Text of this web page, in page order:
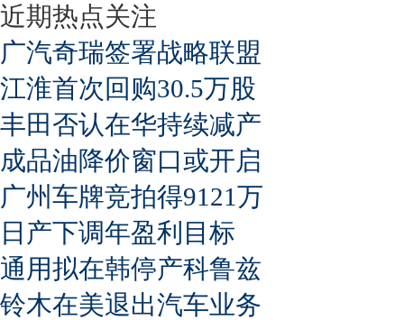
近期热点关注
广汽奇瑞签署战略联盟
江淮首次回购30.5万股
丰田否认在华持续减产
成品油降价窗口或开启
广州车牌竞拍得9121万
日产下调年盈利目标
通用拟在韩停产科鲁兹
铃木在美退出汽车业务